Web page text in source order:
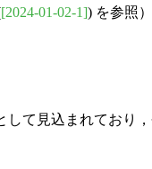
[2024-01-02-1]) を参照）
て見込まれており，